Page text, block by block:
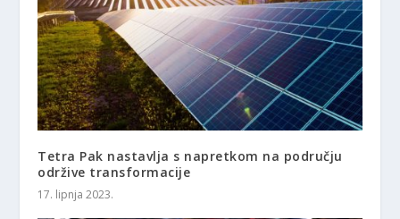
Tetra Pak nastavlja s napretkom na području
održive transformacije
17. lipnja 2023.